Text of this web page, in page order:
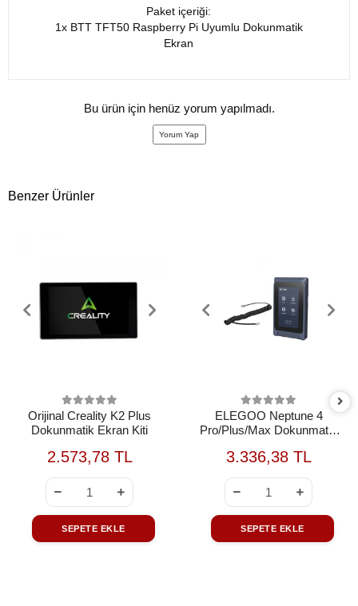
Paket içeriği:
1x BTT TFT50 Raspberry Pi Uyumlu Dokunmatik
Ekran
Bu ürün için henüz yorum yapılmadı.
Yorum Yap
Benzer Ürünler
Orijinal Creality K2 Plus
Dokunmatik Ekran Kiti
2.573,78 TL
SEPETE EKLE
ELEGOO Neptune 4
Pro/Plus/Max Dokunmatik
3.336,38 TL
SEPETE EKLE